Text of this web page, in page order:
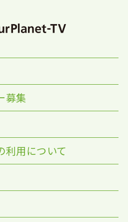
募集
利用について